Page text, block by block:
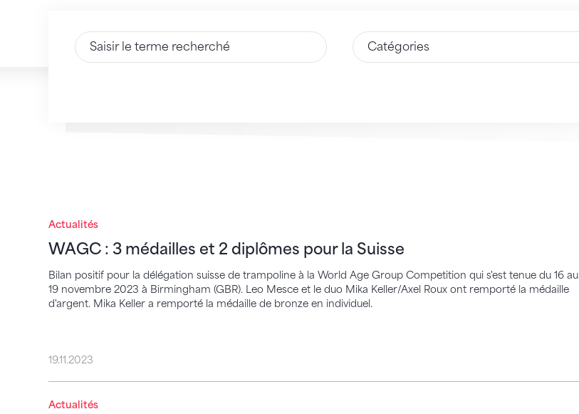
Saisir du texte Sélectionnez une option
Actualités
WAGC : 3 médailles et 2 diplômes pour la Suisse
Bilan positif pour la délégation suisse de trampoline à la World Age Group Competition qui s'est tenue du 16 au
19 novembre 2023 à Birmingham (GBR). Leo Mesce et le duo Mika Keller/Axel Roux ont remporté la médaille
d'argent. Mika Keller a remporté la médaille de bronze en individuel.
WAGC : 3 médailles et 2 diplômes pour la Suisse
19.11.2023
Actualités
Deux autres médailles pour la Suisse à la WAGC